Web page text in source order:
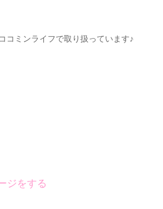
コミンライフで取り扱っています♪
ジをする